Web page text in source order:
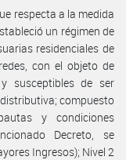
respecta a la medida
un régimen de
residenciales de
con el objeto de
susceptibles de ser
compuesto
y condiciones
Decreto, se
Ingresos); Nivel 2